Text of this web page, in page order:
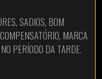
SADIOS, BOM
MARCA
PERÍODO DA TARDE.